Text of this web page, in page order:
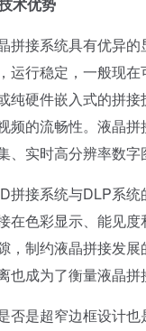
接系统具有优异的
运行稳定，一般现
纯硬件嵌入式的拼
频的流畅性。液晶
、实时高分辨率数
接系统与DLP系统
在色彩显示、能见
，制约液晶拼接发
也成为了衡量液晶
是超窄边框设计也